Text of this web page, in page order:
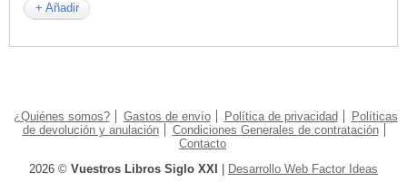
+ Añadir
¿Quiénes somos? Gastos de envío Política de privacidad
Políticas
de devolución y anulación
Condiciones Generales de contratación
Contacto
2026 © Vuestros Libros Siglo XXI Desarrollo Web Factor Ideas